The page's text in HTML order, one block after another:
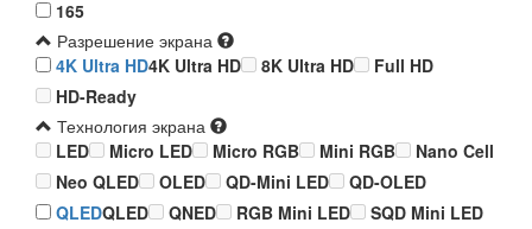
165
Разрешение экрана
4K Ultra HD4K Ultra HD 8K Ultra HD
Full HD
HD-Ready
Технология экрана
LED
Micro LED Micro RGB Mini RGB
Nano Cell
Neo QLED
OLED QD-Mini LED
QD-OLED
QLEDQLED QNED RGB Mini LED
SQD Mini LED